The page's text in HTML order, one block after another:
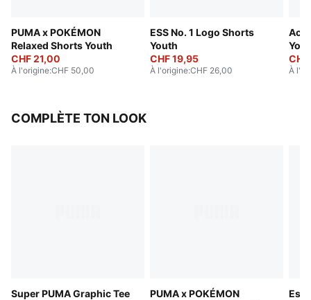
PUMA x POKÉMON
Relaxed Shorts Youth
CHF 21,00
À l'origine:CHF 50,00
ESS No. 1 Logo Shorts
Youth
CHF 19,95
À l'origine:CHF 26,00 À
COMPLÈTE TON LOOK
Super PUMA Graphic Tee
PUMA x POKÉMON